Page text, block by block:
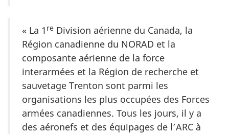
« La 1 re Division aérienne du Canada, la
Région canadienne du NORAD et la
composante aérienne de la force
interarmées et la Région de recherche et
sauvetage Trenton sont parmi les
organisations les plus occupées des Forces
armées canadiennes. Tous les jours, il y a
des aéronefs et des équipages de l’ARC à